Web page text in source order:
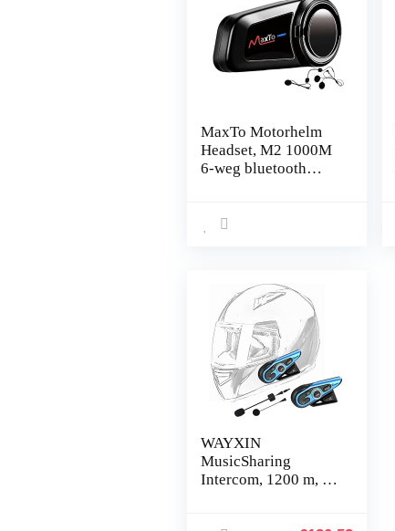
MaxTo Motorhelm
Headset, M2 1000M
6-weg bluetooth
Systeem kit, 2-6
WAYXIN
MusicSharing
Intercom, 1200 m, 2-